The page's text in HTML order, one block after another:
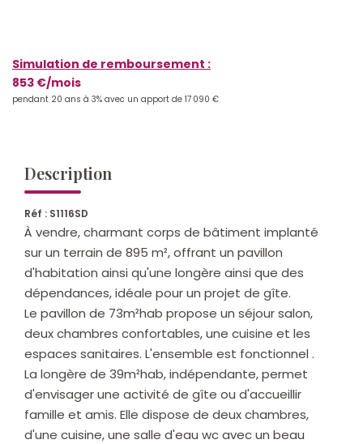
Nos Partenaires
Simulation de remboursement :
853 €/mois
pendant 20 ans à 3% avec un apport de 17 090 €
Description
Réf : S1116SD
À vendre, charmant corps de bâtiment implanté
sur un terrain de 895 m², offrant un pavillon
d'habitation ainsi qu'une longère ainsi que des
dépendances, idéale pour un projet de gîte.
Le pavillon de 73m²hab propose un séjour salon,
deux chambres confortables, une cuisine et les
espaces sanitaires. L'ensemble est fonctionnel .
La longère de 39m²hab, indépendante, permet
d'envisager une activité de gîte ou d'accueillir
famille et amis. Elle dispose de deux chambres,
d'une cuisine, une salle d'eau wc avec un beau